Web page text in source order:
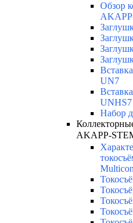
Обзор
UN7
UNHS7
Набор
AKAPP-